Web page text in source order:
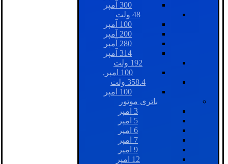
300 آمپر
48 ولت
100 آمپر
200 آمپر
280 آمپر
314 آمپر
192 ولت
100 امپر.
358.4 ولت
100 امپر
باتری موتور
3 امپر
5 امپر
6 امپر
7 امپر
9 امپر
12 امپر